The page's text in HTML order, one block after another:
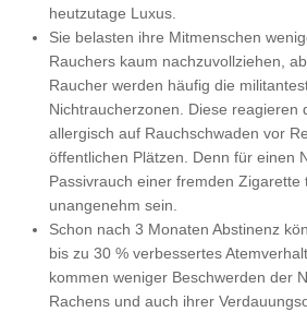
heutzutage Luxus.
Sie belasten ihre Mitmenschen
Rauchers kaum nachzuvollziehen,
Raucher werden häufig die
Nichtraucherzonen. Diese reagieren
allergisch auf Rauchschwaden vor
öffentlichen Plätzen. Denn für einen
Passivrauch einer fremden Zigarette
unangenehm sein.
Schon nach 3 Monaten Abstinenz
bis zu 30 % verbessertes
kommen weniger Beschwerden der
Rachens und auch ihrer